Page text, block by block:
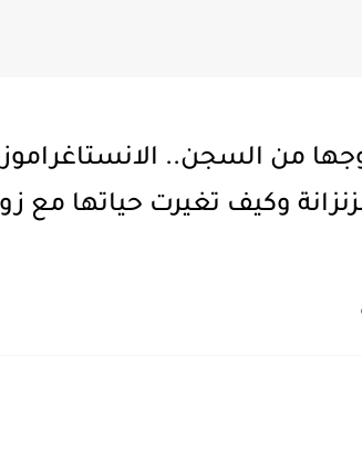
من السجن.. الانستاغراموز
وكيف تغيرت حياتها مع